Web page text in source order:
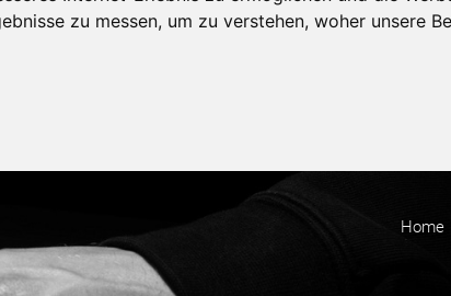
zu messen, um zu verstehen, woher unsere
Home